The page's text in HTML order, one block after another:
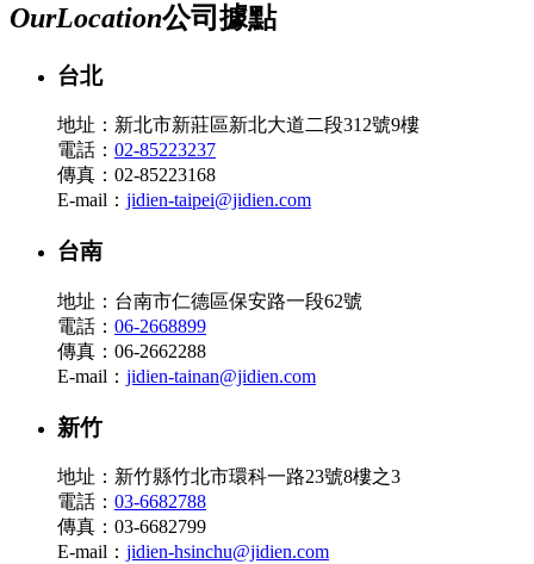
OurLocation公司據點
台北
地址：新北市新莊區新北大道二段312號9樓
電話： 02-85223237
傳真：02-85223168
E-mail： jidien-taipei@jidien.com
台南
地址：台南市仁德區保安路一段62號
電話： 06-2668899
傳真：06-2662288
E-mail： jidien-tainan@jidien.com
新竹
地址：新竹縣竹北市環科一路23號8樓之3
電話： 03-6682788
傳真：03-6682799
E-mail： jidien-hsinchu@jidien.com